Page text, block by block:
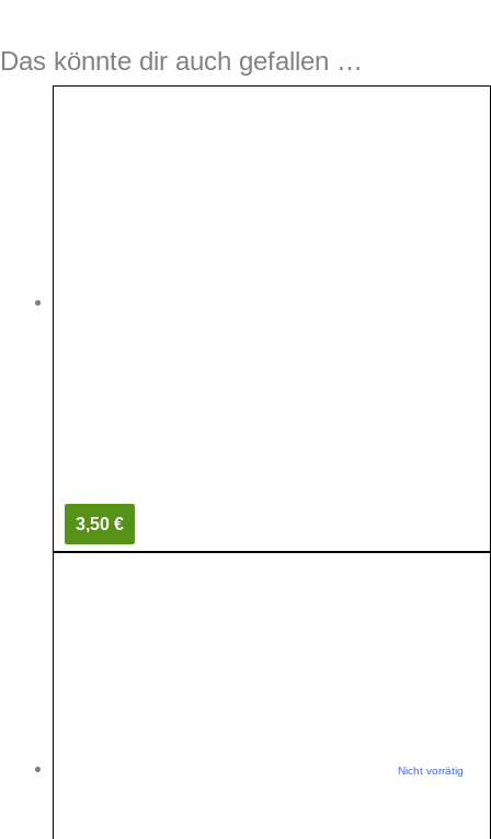
Das könnte dir auch gefallen …
3,50 €
Nicht vorrätig